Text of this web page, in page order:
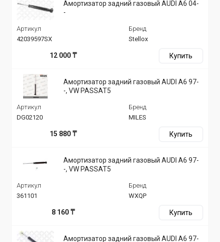
Амортизатор задний газовый AUDI A6 04-
-
Артикул
42039597SX
Бренд
Stellox
12 000 ₸ Купить
Амортизатор задний газовый AUDI A6 97-
-, VW PASSAT5
Артикул
DG02120
Бренд
MILES
15 880 ₸ Купить
Амортизатор задний газовый AUDI A6 97-
-, VW PASSAT5
Артикул
361101
Бренд
WXQP
8 160 ₸ Купить
Амортизатор задний газовый AUDI A6 97-